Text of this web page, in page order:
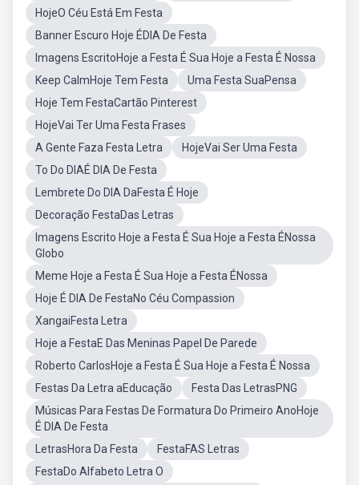
HojeO Céu Está Em Festa
Banner Escuro Hoje ÉDIA De Festa
Imagens EscritoHoje a Festa É Sua Hoje a Festa É Nossa
Keep CalmHoje Tem Festa
Uma Festa SuaPensa
Hoje Tem FestaCartão Pinterest
HojeVai Ter Uma Festa Frases
A Gente Faza Festa Letra
HojeVai Ser Uma Festa
To Do DIAÉ DIA De Festa
Lembrete Do DIA DaFesta É Hoje
Decoração FestaDas Letras
Imagens Escrito Hoje a Festa É Sua Hoje a Festa ÉNossa
Globo
Meme Hoje a Festa É Sua Hoje a Festa ÉNossa
Hoje É DIA De FestaNo Céu Compassion
XangaiFesta Letra
Hoje a FestaE Das Meninas Papel De Parede
Roberto CarlosHoje a Festa É Sua Hoje a Festa É Nossa
Festas Da Letra aEducação
Festa Das LetrasPNG
Músicas Para Festas De Formatura Do Primeiro AnoHoje
É DIA De Festa
LetrasHora Da Festa
FestaFAS Letras
FestaDo Alfabeto Letra O